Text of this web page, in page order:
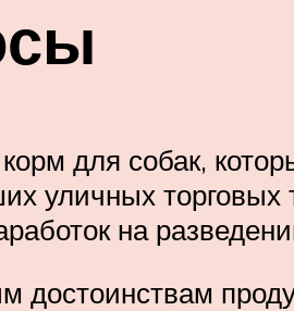
для собак,
уличных
на
достоинствам